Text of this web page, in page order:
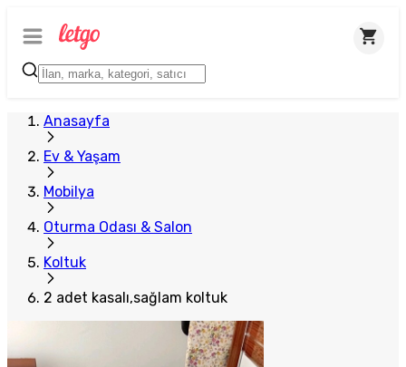
Anasayfa
Ev & Yaşam
Mobilya
Oturma Odası & Salon
Koltuk
2 adet kasalı,sağlam koltuk